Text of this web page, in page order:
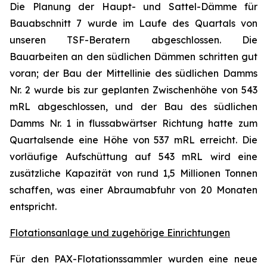
Die Planung der Haupt- und Sattel-Dämme für
Bauabschnitt 7 wurde im Laufe des Quartals von
unseren TSF-Beratern abgeschlossen. Die
Bauarbeiten an den südlichen Dämmen schritten gut
voran; der Bau der Mittellinie des südlichen Damms
Nr. 2 wurde bis zur geplanten Zwischenhöhe von 543
mRL abgeschlossen, und der Bau des südlichen
Damms Nr. 1 in flussabwärtser Richtung hatte zum
Quartalsende eine Höhe von 537 mRL erreicht. Die
vorläufige Aufschüttung auf 543 mRL wird eine
zusätzliche Kapazität von rund 1,5 Millionen Tonnen
schaffen, was einer Abraumabfuhr von 20 Monaten
entspricht.
Flotationsanlage und zugehörige Einrichtungen
Für den PAX-Flotationssammler wurden eine neue